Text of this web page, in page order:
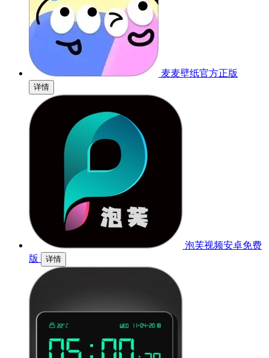
麦麦壁纸官方正版
详情
泡芙视频安卓免费
版
详情